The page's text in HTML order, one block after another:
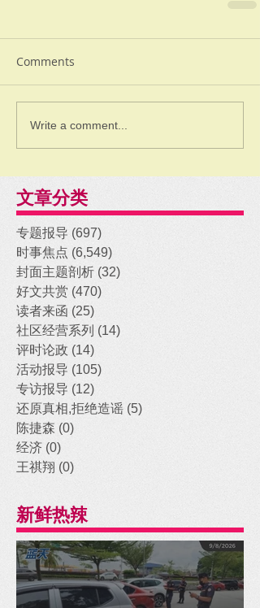
Comments
Write a comment...
文章分类
专题报导 (697)
时事焦点 (6,549)
封面主题剖析 (32)
好文共赏 (470)
读者来函 (25)
社区经营系列 (14)
评时论政 (14)
活动报导 (105)
专访报导 (12)
还原真相,拒绝造谣 (5)
陈捷森 (0)
经济 (0)
王祺翔 (0)
新鲜热辣